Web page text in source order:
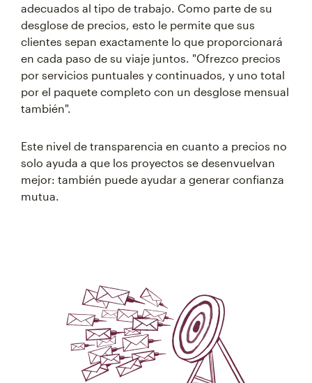
adecuados al tipo de trabajo. Como parte de su
desglose de precios, esto le permite que sus
clientes sepan exactamente lo que proporcionará
en cada paso de su viaje juntos. "Ofrezco precios
por servicios puntuales y continuados, y uno total
por el paquete completo con un desglose mensual
también".
Este nivel de transparencia en cuanto a precios no
solo ayuda a que los proyectos se desenvuelvan
mejor: también puede ayudar a generar confianza
mutua.